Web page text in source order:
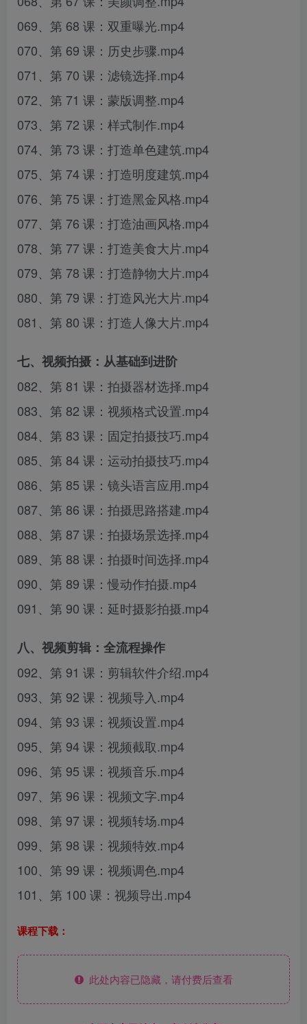
069、第 68 课：双重曝光.mp4
070、第 69 课：历史步骤.mp4
071、第 70 课：滤镜选择.mp4
072、第 71 课：蒙版调整.mp4
073、第 72 课：样式制作.mp4
074、第 73 课：打造单色建筑.mp4
075、第 74 课：打造明度建筑.mp4
076、第 75 课：打造黑金风格.mp4
077、第 76 课：打造油画风格.mp4
078、第 77 课：打造美食大片.mp4
079、第 78 课：打造静物大片.mp4
080、第 79 课：打造风光大片.mp4
081、第 80 课：打造人像大片.mp4
七、视频拍摄：从基础到进阶
082、第 81 课：拍摄器材选择.mp4
083、第 82 课：视频格式设置.mp4
084、第 83 课：固定拍摄技巧.mp4
085、第 84 课：运动拍摄技巧.mp4
086、第 85 课：镜头语言应用.mp4
087、第 86 课：拍摄思路搭建.mp4
088、第 87 课：拍摄场景选择.mp4
089、第 88 课：拍摄时间选择.mp4
090、第 89 课：慢动作拍摄.mp4
091、第 90 课：延时摄影拍摄.mp4
八、视频剪辑：全流程操作
092、第 91 课：剪辑软件介绍.mp4
093、第 92 课：视频导入.mp4
094、第 93 课：视频设置.mp4
095、第 94 课：视频截取.mp4
096、第 95 课：视频音乐.mp4
097、第 96 课：视频文字.mp4
098、第 97 课：视频转场.mp4
099、第 98 课：视频特效.mp4
100、第 99 课：视频调色.mp4
101、第 100 课：视频导出.mp4
课程下载：
此处内容已隐藏，请付费后查看